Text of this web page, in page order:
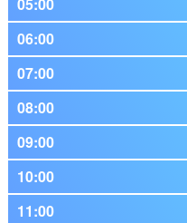
05:00
06:00
07:00
08:00
09:00
10:00
11:00